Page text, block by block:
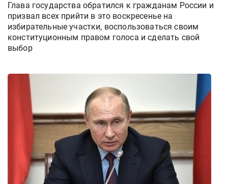
Глава государства обратился к гражданам России и
призвал всех прийти в это воскресенье на
избирательные участки, воспользоваться своим
конституционным правом голоса и сделать свой
выбор